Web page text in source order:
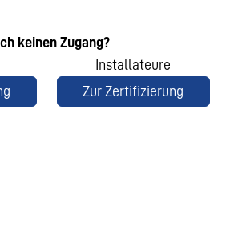
keinen Zugang?
Installateure
Zur Zertifizierung